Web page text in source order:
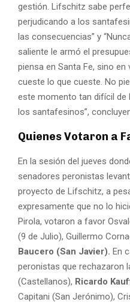
gestión. Lifschitz sabe
perjudicando a los
las consecuencias” y
saliente le armó el
piensa en Santa Fe, sino
cueste lo que cueste. No
este momento tan difícil de
los santafesinos”,
Quienes Votaron a
En la sesión del jueves
senadores peronistas
proyecto de Lifschitz, a
expresamente que no lo
Pirola, votaron a favor
(9 de Julio), Guillermo
Baucero (San Javier). En
peronistas que rechazaron
(Castellanos), Ricardo
Capitani (San Jerónimo),